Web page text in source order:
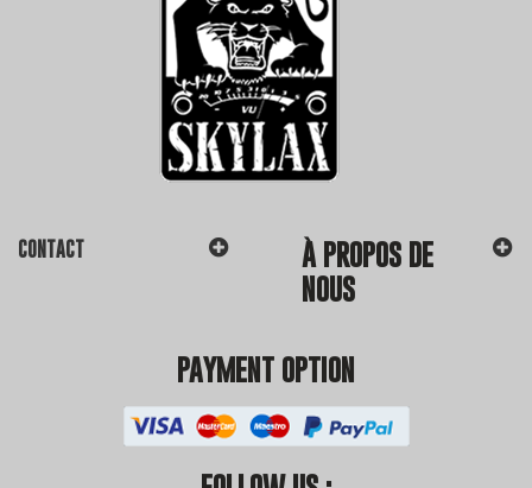
CONTACT
À PROPOS DE
NOUS
PAYMENT OPTION